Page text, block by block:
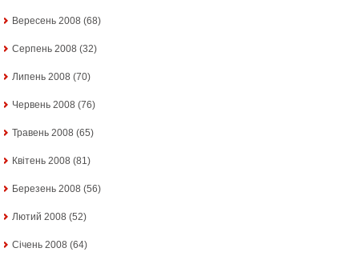
Вересень 2008 (68)
Серпень 2008 (32)
Липень 2008 (70)
Червень 2008 (76)
Травень 2008 (65)
Квітень 2008 (81)
Березень 2008 (56)
Лютий 2008 (52)
Січень 2008 (64)